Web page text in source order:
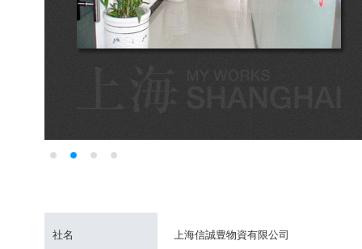
社名 上海信誠豊物資有限公司